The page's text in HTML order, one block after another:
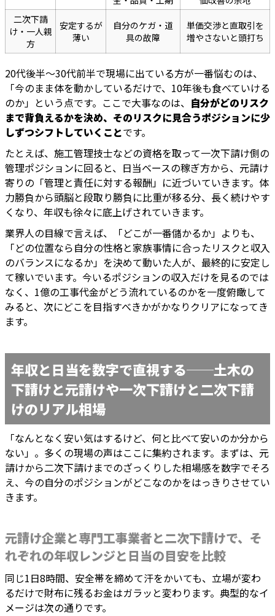
二次下請
け・一人親
方
安定するが
薄い
自分のケガ・道
具の故障
単価交渉と直取引を
増やさないと頭打ち
20代後半〜30代前半で現場に出ている方が一番悩むのは、
「今のまま体を動かしているだけで、10年後も食べていける
のか」という点です。ここで大事なのは、 自分がどのリスク
まで背負えるかを決め、そのリスクに見合うポジションに少
しずつシフトしていくことです。
たとえば、施工管理技士などの資格を取って一次下請け側の
管理ポジションに回ると、日当ベースの稼ぎ方から、元請け
寄りの「管理と責任に対する報酬」に近づいていきます。体
力勝負から頭脳と段取り勝負に比重が移る分、長く続けやす
くなり、年収も徐々に底上げされていきます。
業界人の目線で言えば、「どこが一番儲かるか」よりも、
「どの位置なら自分の性格と家族事情に合ったリスクと収入
のバランスになるか」を決めて動いた人が、最終的に安定し
て稼いでいます。今いるポジションの収入だけを見るのでは
なく、1億の工事代金がどう流れているのかを一度俯瞰して
みると、次にどこを目指すべきかがかなりクリアになってき
ます。
年収と日当を数字で直視する──土木の
下請けと元請けや一次下請けと二次下請
けのリアル相場
「なんとなく安い気はするけど、何と比べて安いのか分から
ない」。多くの現場の声はここに集約されます。まずは、元
請けから二次下請けまでのざっくりした相場感を数字でそろ
え、今の自分のポジションがどこなのかをはっきりさせてい
きます。
元請け企業と専門工事業者と二次下請けで、そ
れぞれの年収レンジと日当の目安を比較
同じ1日8時間、安全帯を締めて汗をかいても、立場が変わ
るだけで財布に残るお金はガラッと変わります。典型的なイ
メージは次の通りです。